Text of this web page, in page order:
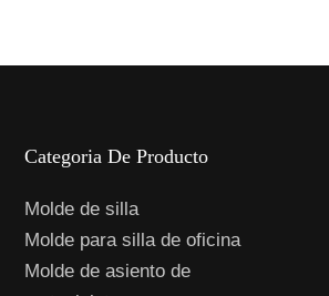
Categoria De Producto
Molde de silla
Molde para silla de oficina
Molde de asiento de